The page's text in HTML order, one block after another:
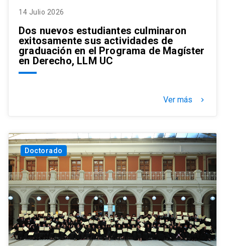
14 Julio 2026
Dos nuevos estudiantes culminaron
exitosamente sus actividades de
graduación en el Programa de Magíster
en Derecho, LLM UC
Ver más keyboard_arrow_right
Doctorado